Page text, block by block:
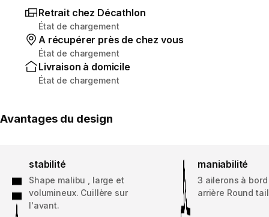
Retrait chez Décathlon
État de chargement
A récupérer près de chez vous
État de chargement
Livraison à domicile
État de chargement
Avantages du design
stabilité
Shape malibu , large et
volumineux. Cuillère sur
l'avant.
maniabilité
3 ailerons à
arrière Round